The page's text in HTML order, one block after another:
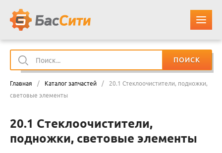
ПОИСК
Главная / Каталог запчастей /
20.1 Стеклоочистители, подножки,
световые элементы
20.1 Стеклоочистители,
подножки, световые элементы
ОПЛАТА И ДОСТАВКА